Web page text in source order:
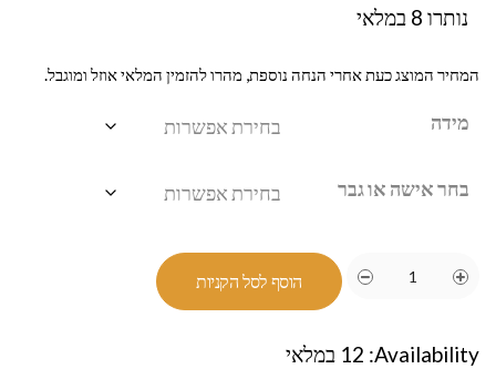
נותרו 8 במלאי
המחיר המוצג כעת אחרי הנחה נוספת, מהרו להזמין המלאי אוזל ומוגבל.
מידה
בחר אישה או גבר
הוסף לסל הקניות
Availability: 12 במלאי